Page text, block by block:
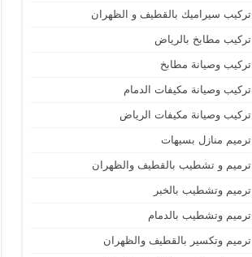
تركيب سيراميك بالقطيف و الظهران
تركيب مطابخ بالرياض
تركيب وصيانة مطابخ
تركيب وصيانة مكيفات الدمام
تركيب وصيانة مكيفات الرياض
ترميم منازل بسيهات
ترميم و تشطيب بالقطيف والظهران
ترميم وتشطيب بالخبر
ترميم وتشطيب بالدمام
ترميم وتكسير بالقطيف والظهران